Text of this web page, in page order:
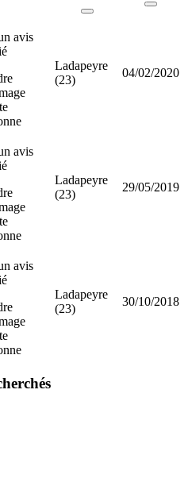
avis
Ladapeyre
(23)
04/02/2020
avis
Ladapeyre
(23)
29/05/2019
avis
Ladapeyre
(23)
30/10/2018